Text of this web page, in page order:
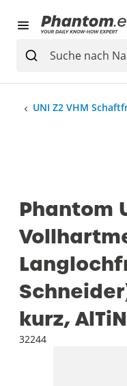
UNI Z2 VHM
Phantom
kurz,
32244